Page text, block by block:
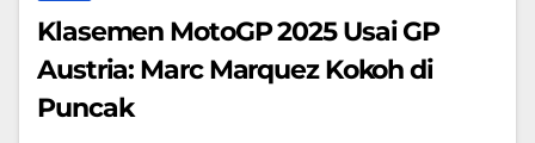
Klasemen MotoGP 2025 Usai GP
Austria: Marc Marquez Kokoh di
Puncak